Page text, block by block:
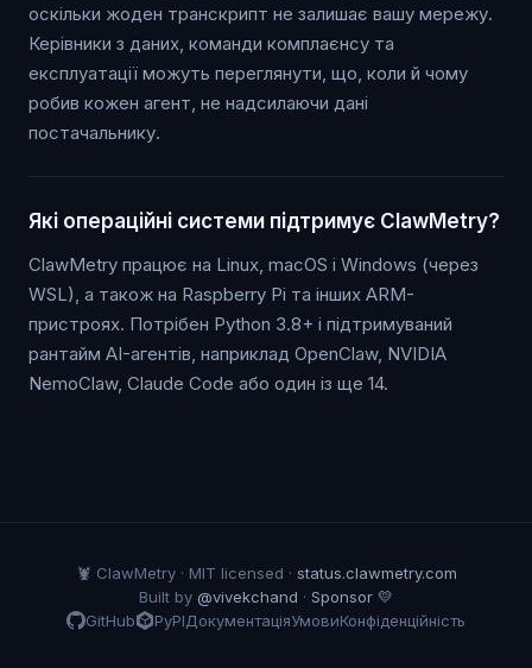
оскільки жоден транскрипт не залишає вашу мережу.
Керівники з даних, команди комплаєнсу та
експлуатації можуть переглянути, що, коли й чому
робив кожен агент, не надсилаючи дані
постачальнику.
Які операційні системи підтримує ClawMetry?
ClawMetry працює на Linux, macOS і Windows (через
WSL), а також на Raspberry Pi та інших ARM-
пристроях. Потрібен Python 3.8+ і підтримуваний
рантайм AI-агентів, наприклад OpenClaw, NVIDIA
NemoClaw, Claude Code або один із ще 14.
🦞 ClawMetry · MIT licensed · status.clawmetry.com
Built by @vivekchand · Sponsor 💛
GitHub
PyPIДокументаціяУмовиКонфіденційність